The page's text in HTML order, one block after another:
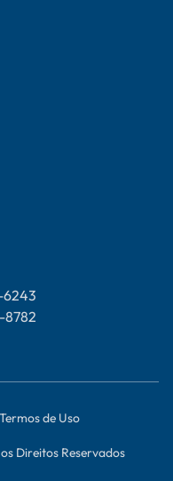
6243
8782
Termos de Uso
Direitos Reservados